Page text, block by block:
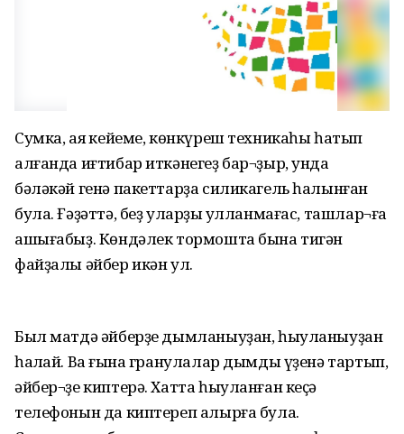
Сумка, аяҡ кейеме, көнкүреш техникаһы һатып
алғанда иғтибар иткәнегеҙ бар¬ҙыр, унда
бәләкәй генә пакеттарҙа силикагель һалынған
була. Ғәҙәттә, беҙ уларҙы ҡулланмағас, ташлар¬ға
ашығабыҙ. Көндәлек тормошта бына тигән
файҙалы әйбер икән ул.
Был матдә әйберҙе дымланыуҙан, һыуланыуҙан
һаҡлай. Ваҡ ғына гранулалар дымды үҙенә тартып,
әйбер¬ҙе киптерә. Хатта һыуланған кеҫә
телефонын да киптереп алырға була.